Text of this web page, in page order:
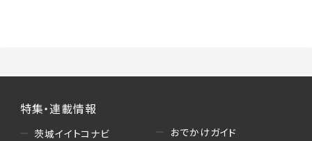
特集・連載情報
茨城イイトコナビ
おでかけガイド